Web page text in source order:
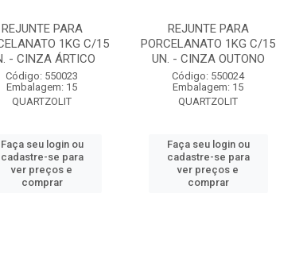
REJUNTE PARA
1KG C/15
- CINZA ÁRTICO
Código: 550023
Embalagem: 15
QUARTZOLIT
Faça seu login ou
cadastre-se para
ver preços e
comprar
REJUNTE PARA
PORCELANATO 1KG C/15
UN. - CINZA OUTONO
Código: 550024
Embalagem: 15
QUARTZOLIT
Faça seu login ou
cadastre-se para
ver preços e
comprar